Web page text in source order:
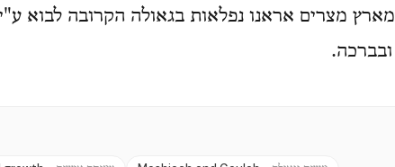
מצרים אראנו נפלאות בגאולה הקרובה לבוא